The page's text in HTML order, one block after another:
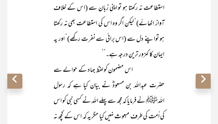
استطاعت نہ رکھتا ہو تو اپنی زبان سے (اس کے خلاف
آواز اٹھائے)‘ لیکن اگر وہ اس کی استطاعت بھی نہ رکھتا
ہو تواپنے دل سے (اس برائی سے نفرت رکھے)‘ اور یہ
ایمان کا کمزور ترین درجہ ہے۔‘‘
اس مضمون کو لفظ جہاد کے حوالے سے
حضرت عبداللہ بن مسعودؓ نے بیان کیا ہے کہ رسول
اللہﷺ نے فرمایا کہ مجھ سے پہلے اللہ نے کسی نبی کو اس
کی اُمت کی طرف مبعوث نہیں کیا مگر یہ کہ اس کے کچھ نہ